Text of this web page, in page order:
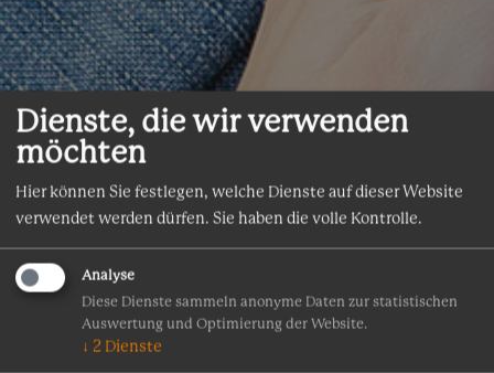
Dienste, die wir verwenden
möchten
Hier können Sie festlegen, welche Dienste auf dieser Website
verwendet werden dürfen. Sie haben die volle Kontrolle.
Analyse
Diese Dienste sammeln anonyme Daten zur statistischen
Auswertung und Optimierung der Website.
↓ 2 Dienste